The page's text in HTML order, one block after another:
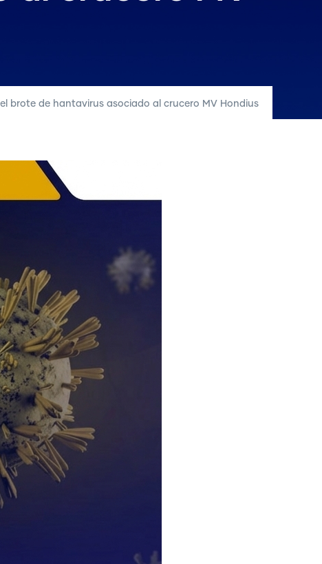
brote de hantavirus asociado al crucero MV Hondius